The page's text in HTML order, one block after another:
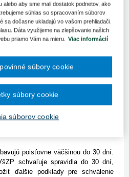
lekárom. "Návrh na kúpeľnú
lekár, lekár poskytujúci všeobecnú
alebo všeobecný lekár pre
príslušného lekára špecialistu,"
zdravotnej poisťovne Petra
kúpeľnú starostlivosť dvoma
zdravotného poistenia a služby
dopláca 1,66 eura na deň. Pri
plne hradená poskytnutá zdravotná
nie. "Spôsob úhrady závisí od
uvedie v návrhu na kúpeľnú liečbu,"
poisťovne väčšinou do 30 dní.
schvaľuje spravidla do 30 dní,
ďalšie podklady pre schválenie
alebo aby sme mali dostatok podnetov, ako
súhlas so spracovaním súborov
sa dočasne ukladajú vo vašom prehliadači.
Dáta využijeme na zlepšovanie našich
priamo Vám na mieru. Viac informácií
súborov cookie
súbory cookie
súbory cookie